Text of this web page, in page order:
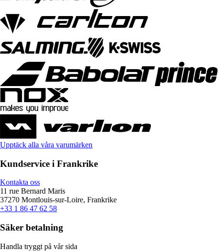
Upptäck alla våra varumärken
Kundservice i Frankrike
Kontakta oss
11 rue Bernard Maris
37270 Montlouis-sur-Loire, Frankrike
+33 1 86 47 62 58
Säker betalning
Handla tryggt på vår sida